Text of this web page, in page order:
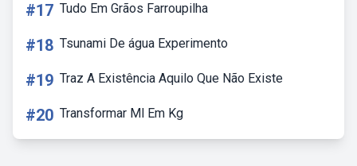
#17 Tudo Em Grãos Farroupilha
#18 Tsunami De água Experimento
#19 Traz A Existência Aquilo Que Não Existe
#20 Transformar Ml Em Kg